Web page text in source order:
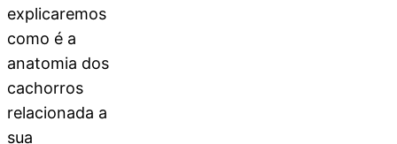
explicaremos
como é a
anatomia dos
cachorros
relacionada a
sua